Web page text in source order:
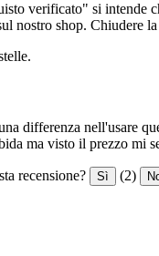
verificato" si intende
nostro shop. Chiudere la
differenza nell'usare
ma visto il prezzo mi
recensione? Sì (2)